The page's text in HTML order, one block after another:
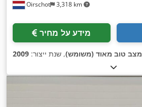
Oirschot 3,318 km
מידע על מחיר
מצב טוב מאוד (משומש), שנת ייצור: 2009